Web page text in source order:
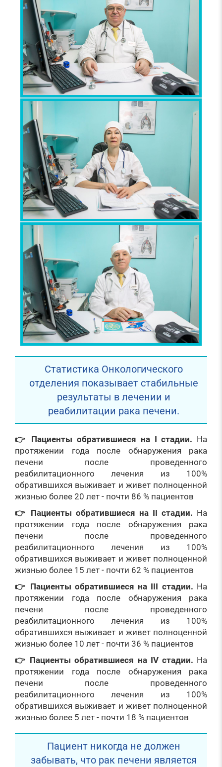
Статистика Онкологического
отделения показывает стабильные
результаты в лечении и
реабилитации рака печени.
👉 Пациенты обратившиеся на I стадии. На
протяжении года после обнаружения рака
печени после проведенного
реабилитационного лечения из 100%
обратившихся выживает и живет полноценной
жизнью более 20 лет - почти 86 % пациентов
👉 Пациенты обратившиеся на II стадии. На
протяжении года после обнаружения рака
печени после проведенного
реабилитационного лечения из 100%
обратившихся выживает и живет полноценной
жизнью более 15 лет - почти 62 % пациентов
👉 Пациенты обратившиеся на III стадии. На
протяжении года после обнаружения рака
печени после проведенного
реабилитационного лечения из 100%
обратившихся выживает и живет полноценной
жизнью более 10 лет - почти 36 % пациентов
👉 Пациенты обратившиеся на IV стадии. На
протяжении года после обнаружения рака
печени после проведенного
реабилитационного лечения из 100%
обратившихся выживает и живет полноценной
жизнью более 5 лет - почти 18 % пациентов
Пациент никогда не должен
забывать, что рак печени является